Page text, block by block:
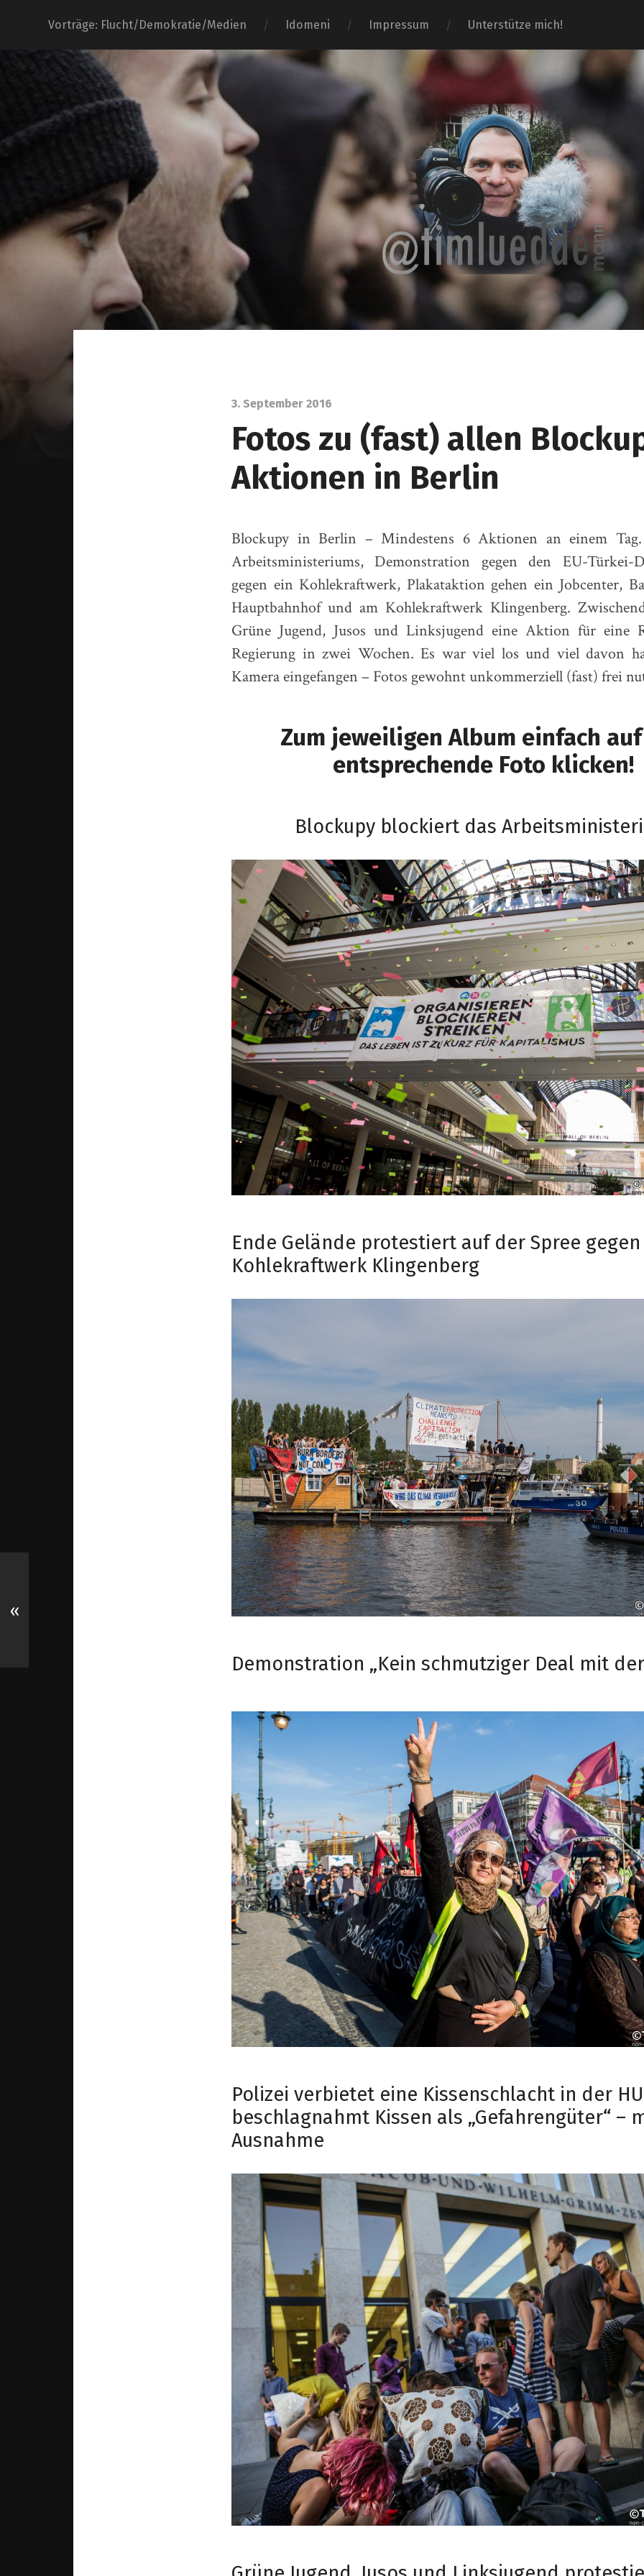
Vorträge: Flucht/Demokratie/Medien Idomeni Impressum Unterstütze mich!
Tim-
3. September 2016
Fotos zu (fast) allen
Aktionen in Berlin
Blockupy in Berlin – Mindestens 6 Aktionen an einem Tag.
Arbeitsministeriums, Demonstration gegen den EU-Türkei-
gegen ein Kohlekraftwerk, Plakataktion gehen ein Jobcenter,
Hauptbahnhof und am Kohlekraftwerk Klingenberg.
Grüne Jugend, Jusos und Linksjugend eine Aktion für eine
Regierung in zwei Wochen. Es war viel los und viel davon
Kamera eingefangen – Fotos gewohnt unkommerziell (fast) frei
Zum jeweiligen Album einfach
entsprechende Foto klicken!
Blockupy blockiert das
Ende Gelände protestiert auf der Spree
Kohlekraftwerk Klingenberg
Demonstration „Kein schmutziger Deal mit
Polizei verbietet eine Kissenschlacht in der
beschlagnahmt Kissen als „Gefahrengüter“ –
Ausnahme
«